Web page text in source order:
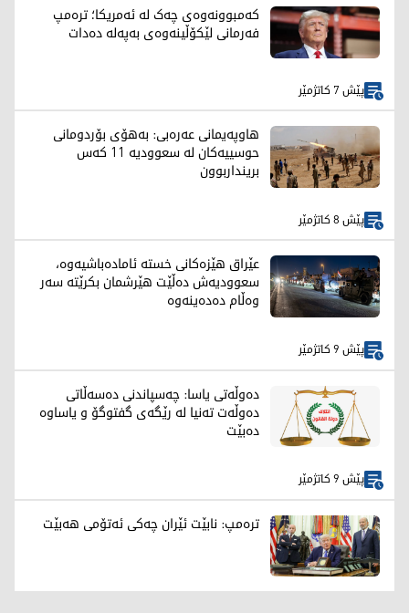
کەمبوونەوەی چەک لە ئەمریکا؛ ترەمپ
فەرمانی لێکۆڵینەوەی بەپەلە دەدات
پێش 7 کاتژمێر
هاوپەیمانی عەرەبی: بەهۆی بۆردومانی
حوسییەکان لە سعوودیە 11 کەس
برینداربوون
پێش 8 کاتژمێر
عێراق هێزەکانی خستە ئامادەباشیەوە،
سعوودیەش دەڵێت هێرشمان بکرێتە سەر
وەڵام دەدەینەوە
پێش 9 کاتژمێر
دەوڵەتی یاسا: چەسپاندنی دەسەڵاتی
دەوڵەت تەنیا لە رێگەی گفتوگۆ و یاساوە
دەبێت
پێش 9 کاتژمێر
ترەمپ: نابێت ئێران چەکی ئەتۆمی هەبێت